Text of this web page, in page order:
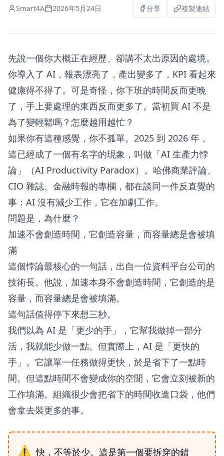
Smart4A 2026年5月24日 分享 複製連結
先說一個你大概正在經歷、卻講不太出原因的處境。
你導入了 AI，報表漂亮了，產出變多了，KPI 看起來
健康得不得了。可是奇怪，你下班的時間反而更晚
了，手上要處理的東西反而更多了。當初買 AI 不是
為了變輕鬆嗎？怎麼越用越忙？
如果你有這種感覺，你不孤單。2025 到 2026 年，
這已經成了一個有名字的現象，叫做「AI 生產力悖
論」（AI Productivity Paradox）。哈佛商業評論、
CIO 雜誌、金融時報的專欄，都在談同一件反直覺的
事：AI 沒有減少工作，它在加劇工作。
問題是，為什麼？
加速不會創造時間，它創造容量，而容量總是會被填
滿
這個悖論最核心的一句話，出自一位資料平台公司的
技術長。他說，加速本身不會創造時間，它創造的是
容量，而容量總是會被填滿。
這句話值得停下來想三秒。
我們以為 AI 是「更少的手」，它幫我做掉一部分
活，我就能少做一點。但實際上，AI 是「更快的
手」。它讓單一任務做得更快，於是省下了一點時
間。但這點時間不會變成你的空閒，它會立刻被新的
工作填滿。組織很少會把省下的時間收進口袋，他們
會拿去裝更多的事。
快，不等於少。這是第一個要拆穿的錯